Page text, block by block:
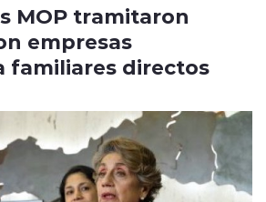
MOP tramitaron
empresas
familiares directos